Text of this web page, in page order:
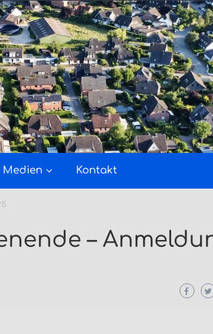
Medien Kontakt
–